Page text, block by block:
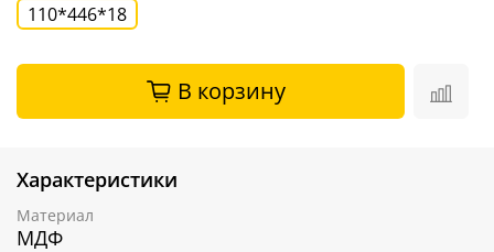
110*446*18
В корзину
Характеристики
Материал
МДФ